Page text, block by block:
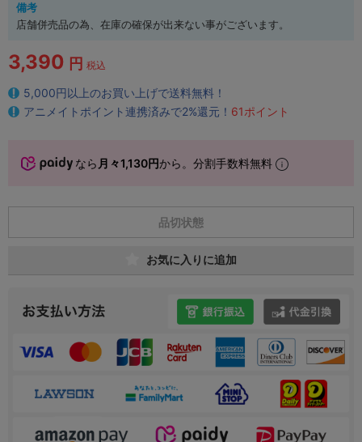
備考
店舗併売品の為、在庫の確保が出来ない事がございます。
3,390 円 税込
5,000円以上のお買い上げで送料無料！
アニメイトポイント連携済みで2%還元！ 61ポイント
なら 月々1,130円から。分割手数料無料
品切状態
お気に入りに追加